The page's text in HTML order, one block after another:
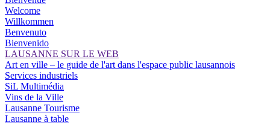
Welcome
Willkommen
Benvenuto
Bienvenido
LAUSANNE SUR LE WEB
Art en ville – le guide de l'art dans l'espace public lausannois
Services industriels
SiL Multimédia
Vins de la Ville
Lausanne Tourisme
Lausanne à table